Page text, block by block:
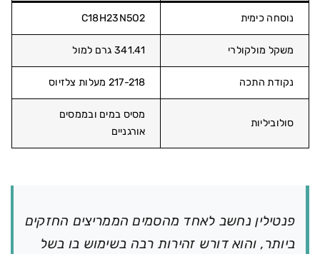
נוסחה כימית C18H23N5O2
משקל מולקולרי 341.41 גרם למול
נקודת התכה 217-218 מעלות צלזיוס
סולוביליות
מסיס במים ובממסים
אורגניים
פנטילין נחשב לאחד מהסמים הממריצים החזקים
ביותר, והוא דורש זהירות רבה בשימוש בו בשל